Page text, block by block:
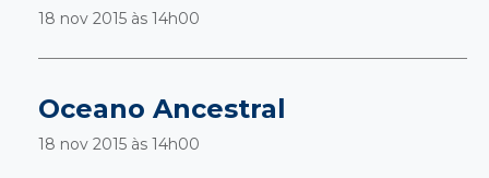
18 nov 2015 às 14h00
Oceano Ancestral
18 nov 2015 às 14h00